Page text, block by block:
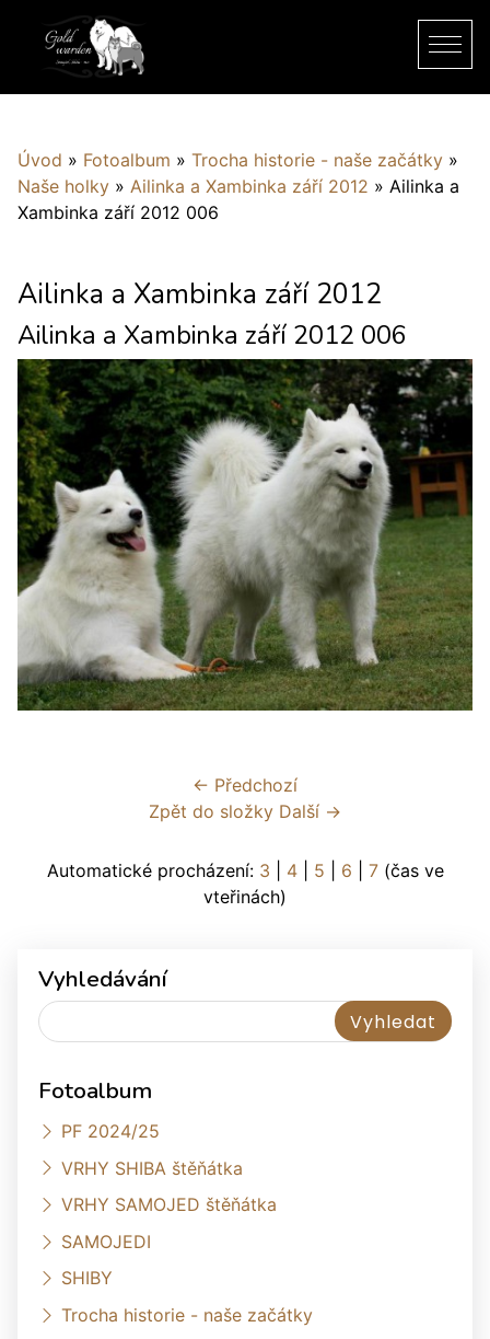
Úvod » Fotoalbum » Trocha historie - naše začátky »
Naše holky » Ailinka a Xambinka září 2012 » Ailinka a
Xambinka září 2012 006
Ailinka a Xambinka září 2012
Ailinka a Xambinka září 2012 006
← Předchozí
Zpět do složky Další →
Automatické procházení: 3 4| 5 6 7(čas ve
vteřinách)
Vyhledávání
Fotoalbum
PF 2024/25
VRHY SHIBA štěňátka
VRHY SAMOJED štěňátka
SAMOJEDI
SHIBY
Trocha historie - naše začátky